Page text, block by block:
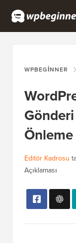
WPBEGINNER
Gönderi
Editör Kadrosu
Açıklaması